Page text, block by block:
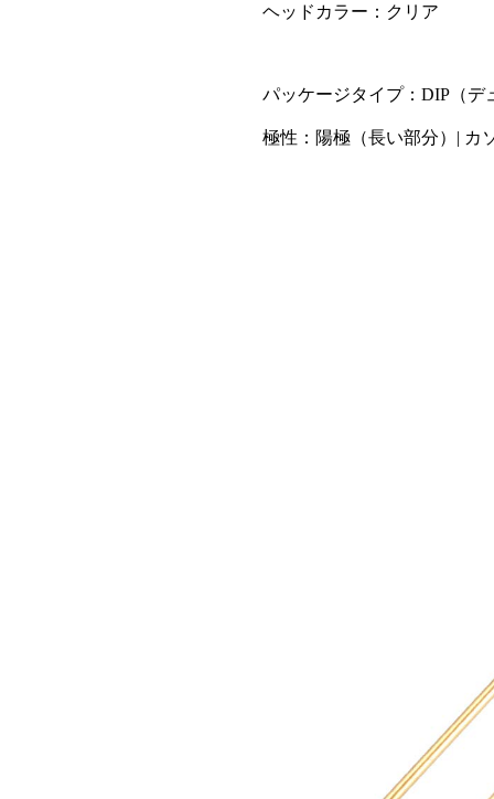
ヘッドカラー：クリア
パッケージタイプ：DIP（デ
極性：陽極（長い部分）| カ